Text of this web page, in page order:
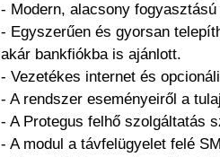
- Modern, alacsony
- Egyszerűen és gyorsan
akár bankfiókba is ajánlott.
- Vezetékes internet és
- A rendszer eseményeiről a
- A Protegus felhő szolgáltatás
- A modul a távfelügyelet felé